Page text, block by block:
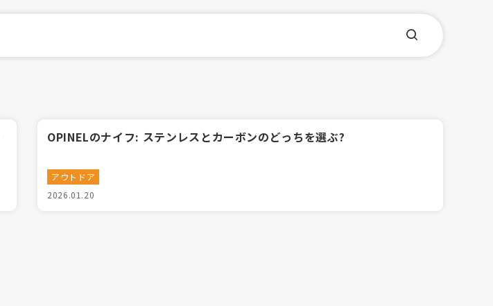
OPINELのナイフ: ステンレスとカーボンのどっちを選ぶ?
アウトドア
2026.01.20